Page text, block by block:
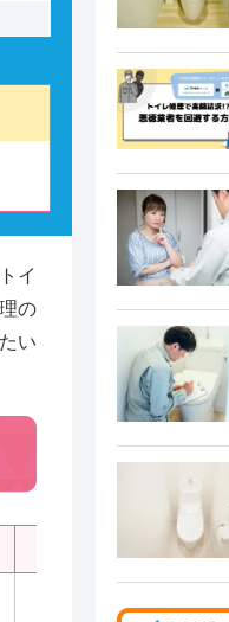
イ
の
い
クチコミ